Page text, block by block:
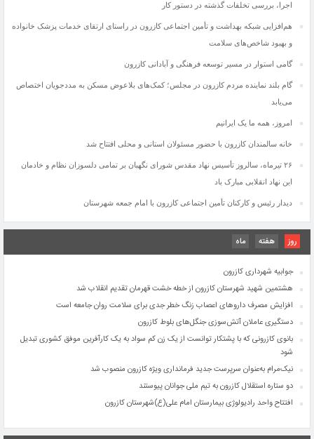
اجرا، بررسی تخلفات گذشته در دستور کار
هم‌افزایی شبکه بهداشت و تأمین اجتماعی کازرون در راستای ارتقای خدمات پزشک خانواده
و بهبود شاخص‌های سلامت
گامی استوار در مسیر توسعه فرهنگی و آبادانی کازرون
گام بلند نماینده مردم کازرون در مجلس؛ کمک‌های بلاعوض مسکن به مددجویان اختصاص
می‌یابد
امروز، همه ما یک ایرانیم
خانه سالمندان کازرون با حضور مسئولان استانی و محلی افتتاح شد
۲۶ تیرماه، سالروز تأسیس نهاد مقدس شورای نگهبان بر تمامی دلسوزان نظام و خادمان
این نهاد انقلابی مبارک باد
دیدار رئیس و کارکنان تأمین اجتماعی کازرون با امام جمعه شهرستان
روز هفته ماه
دستگیری عاملان آتش‌سوزی جنگل‌های بلوط کازرون
بانوی کازرونی که با پشتکار توانست از یک زن کم سواد به یک کارآفرین موفق کشوری تبدیل
افتتاح واحد رادیولوژی بیمارستان امام علی(ع)شهرستان کازرون
اجرای طرح جامع تقویت زیرساخت مخابراتی در شهرستان کازرون
۲۶ تیرماه، سالروز تأسیس نهاد مقدس شورای نگهبان بر تمامی دلسوزان نظام و خادمان این
نهاد انقلابی مبارک باد
جوابیه شهرداری کازرون
هشتمین شهید شهرستان کازرون از خطه خشت قهرمان تقدیم انقلاب شد
افزایش مصرف داروهای اعصاب زنگ خطر جدی برای سلامت روان جامعه است
دستگیری عاملان آتش‌سوزی جنگل‌های بلوط کازرون
بانوی کازرونی که با پشتکار توانست از یک زن کم سواد به یک کارآفرین موفق کشوری تبدیل
شود
نیک‌مرام به‌عنوان سرپرست جدید فرمانداری ویژه کازرون منصوب شد
دو ستاره استقلال کازرون به تیم ملی جوانان پیوستند
افتتاح واحد رادیولوژی بیمارستان امام علی(ع)شهرستان کازرون